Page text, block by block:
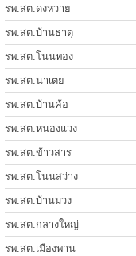
รพ.สต.ดงหวาย
รพ.สต.บ้านธาตุ
รพ.สต.โนนทอง
รพ.สต.นาเตย
รพ.สต.บ้านค้อ
รพ.สต.หนองแวง
รพ.สต.ข้าวสาร
รพ.สต.โนนสว่าง
รพ.สต.บ้านม่วง
รพ.สต.กลางใหญ่
รพ.สต.เมืองพาน